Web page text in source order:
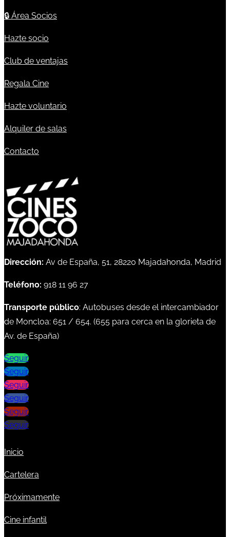
🔒 Área Socios
Hazte socio
Club de ventajas
Regala Cine
Hazte voluntario
Alquiler de salas
Contacto
Dirección: Av de España, 51, 28220 Majadahonda, Madrid
Teléfono: 918 11 96 27
Transporte público: Autobuses desde el intercambiador
de Moncloa: 651 / 654. (655 para cerca en la glorieta de
Av. de España)
Seguir
Seguir
Seguir
Seguir
Seguir
Seguir
Inicio
Cartelera
Próximamente
Cine infantil